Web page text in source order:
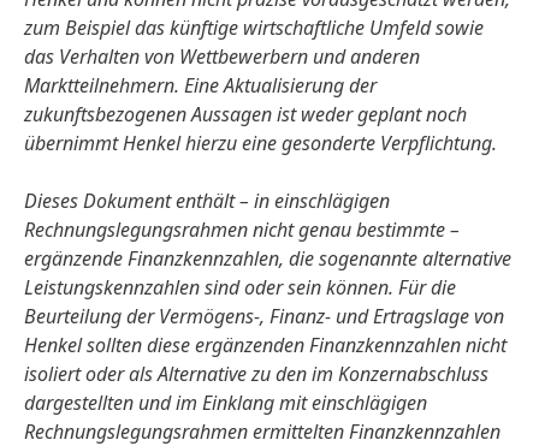
zum Beispiel das künftige wirtschaftliche Umfeld sowie
das Verhalten von Wettbewerbern und anderen
Marktteilnehmern. Eine Aktualisierung der
zukunftsbezogenen Aussagen ist weder geplant noch
übernimmt Henkel hierzu eine gesonderte Verpflichtung.
Dieses Dokument enthält – in einschlägigen
Rechnungslegungsrahmen nicht genau bestimmte –
ergänzende Finanzkennzahlen, die sogenannte alternative
Leistungskennzahlen sind oder sein können. Für die
Beurteilung der Vermögens-, Finanz- und Ertragslage von
Henkel sollten diese ergänzenden Finanzkennzahlen nicht
isoliert oder als Alternative zu den im Konzernabschluss
dargestellten und im Einklang mit einschlägigen
Rechnungslegungsrahmen ermittelten Finanzkennzahlen